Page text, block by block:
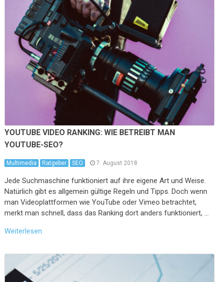
YOUTUBE VIDEO RANKING: WIE BETREIBT MAN
YOUTUBE-SEO?
Multimedia Ratgeber SEO 7. August 2018
Jede Suchmaschine funktioniert auf ihre eigene Art und Weise.
Natürlich gibt es allgemein gültige Regeln und Tipps. Doch wenn
man Videoplattformen wie YouTube oder Vimeo betrachtet,
merkt man schnell, dass das Ranking dort anders funktioniert, …
Weiterlesen